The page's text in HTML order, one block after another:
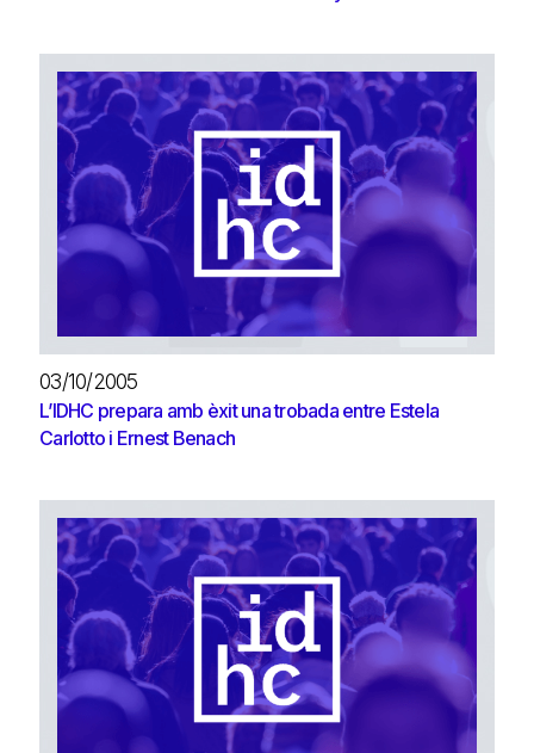
03/10/2005
L’IDHC prepara amb èxit una trobada entre Estela
Carlotto i Ernest Benach